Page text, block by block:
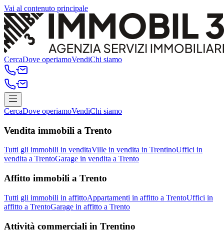
Vai al contenuto principale
CercaDove operiamoVendiChi siamo
CercaDove operiamoVendiChi siamo
Vendita immobili a Trento
Tutti gli immobili in venditaVille in vendita in TrentinoUffici in
vendita a TrentoGarage in vendita a Trento
Affitto immobili a Trento
Tutti gli immobili in affittoAppartamenti in affitto a TrentoUffici in
affitto a TrentoGarage in affitto a Trento
Attività commerciali in Trentino